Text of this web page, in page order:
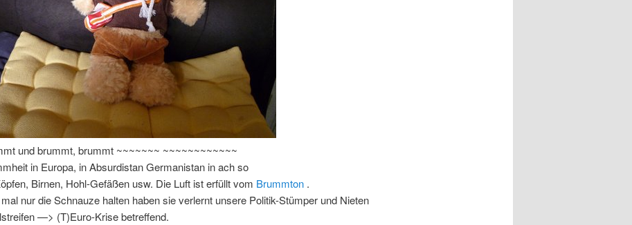
und brummt, brummt ~~~~~~~ ~~~~~~~~~~~~
in Europa, in Absurdistan Germanistan in ach so
Birnen, Hohl-Gefäßen usw. Die Luft ist erfüllt vom Brummton.
nur die Schnauze halten haben sie verlernt unsere Politik-Stümper und Nieten
—> (T)Euro-Krise betreffend.